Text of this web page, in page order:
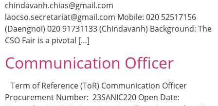
chindavanh.chias@gmail.com
laocso.secretariat@gmail.com Mobile: 020 52517156
(Daengnoi) 020 91731133 (Chindavanh) Background: The
CSO Fair is a pivotal […]
Communication Officer
Term of Reference (ToR) Communication Officer
Procurement Number: 23SANIC220 Open Date: